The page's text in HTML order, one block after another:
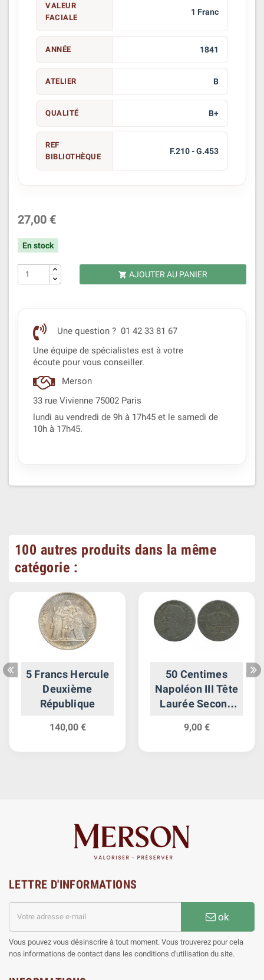
VALEUR
FACIALE
1 Franc
ANNÉE 1841
ATELIER B
QUALITÉ B+
REF
BIBLIOTHÈQUE
F.210 - G.453
27,00 €
En stock
 AJOUTER AU PANIER
Une question ? 01 42 33 81 67
Une équipe de spécialistes est à votre
écoute pour vous conseiller.
Merson
33 rue Vivienne 75002 Paris
lundi au vendredi de 9h à 17h45 et le samedi de
10h à 17h45.
100 autres produits dans la même
catégorie :
5 Francs Hercule
Deuxième
République
140,00 €
50 Centimes
Napoléon III Tête
Laurée Second
9,00 €
LETTRE D'INFORMATIONS
ok
Vous pouvez vous désinscrire à tout moment. Vous trouverez pour cela
nos informations de contact dans les conditions d'utilisation du site.